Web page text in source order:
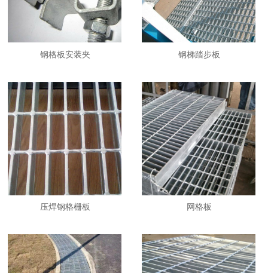
钢格板安装夹 钢梯踏步板
压焊钢格栅板 网格板